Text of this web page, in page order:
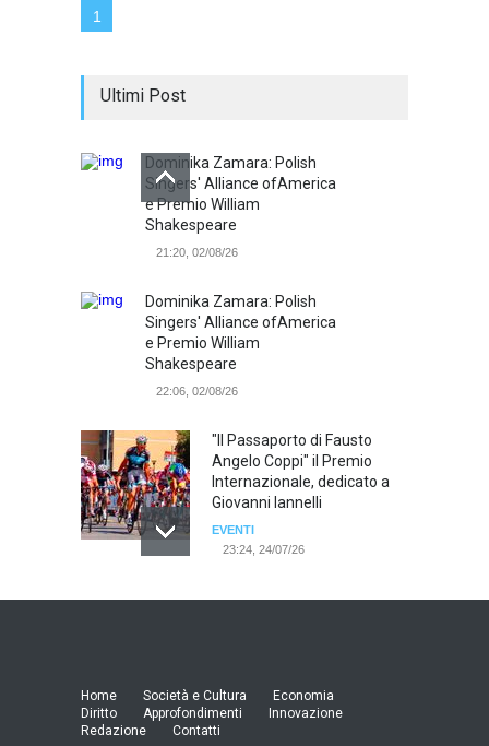
1
Ultimi Post
Dominika Zamara: Polish
Singers' Alliance ofAmerica
e Premio William
Shakespeare
21:20, 02/08/26
Dominika Zamara: Polish
Singers' Alliance ofAmerica
e Premio William
Shakespeare
22:06, 02/08/26
"Il Passaporto di Fausto
Angelo Coppi" il Premio
Internazionale, dedicato a
Giovanni Iannelli
EVENTI
23:24, 24/07/26
RIMINI, PRIMO CONVEGNO
EVENTI
19:44, 24/07/26
Home Società e Cultura
Economia
Diritto
Approfondimenti
Innovazione
Redazione
Contatti